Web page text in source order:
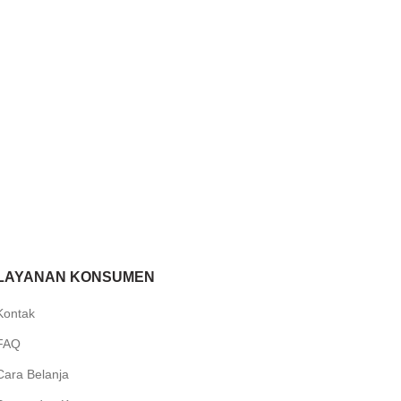
KONSUMEN
Belanja